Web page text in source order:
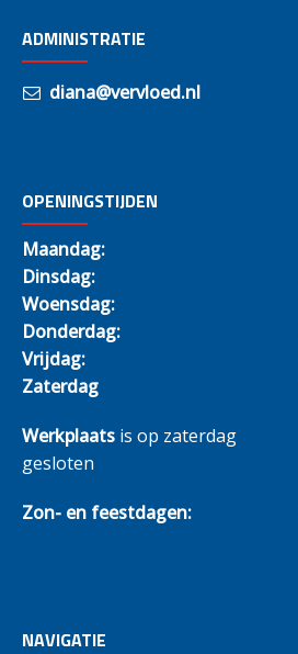
ADMINISTRATIE
diana@vervloed.nl
OPENINGSTIJDEN
Maandag:
Dinsdag:
Woensdag:
Donderdag:
Vrijdag:
Zaterdag
Werkplaats is op zaterdag
gesloten
Zon- en feestdagen:
NAVIGATIE